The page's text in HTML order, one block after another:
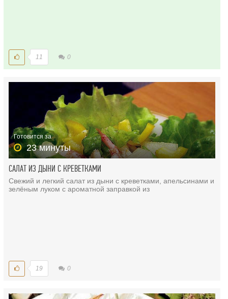
11 0
Готовится за
23 минуты
САЛАТ ИЗ ДЫНИ С КРЕВЕТКАМИ
Свежий и легкий салат из дыни с креветками, апельсинами и
зелёным луком с ароматной заправкой из
19 0